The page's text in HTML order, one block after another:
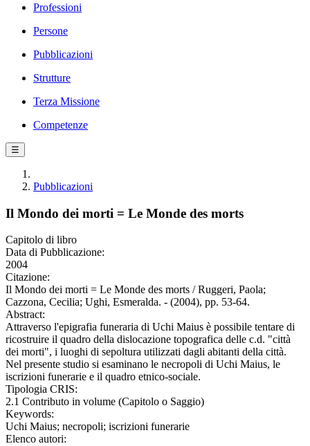
Professioni
Persone
Pubblicazioni
Strutture
Terza Missione
Competenze
☰
Pubblicazioni
Il Mondo dei morti = Le Monde des morts
Capitolo di libro
Data di Pubblicazione:
2004
Citazione:
Il Mondo dei morti = Le Monde des morts / Ruggeri, Paola;
Cazzona, Cecilia; Ughi, Esmeralda. - (2004), pp. 53-64.
Abstract:
Attraverso l'epigrafia funeraria di Uchi Maius è possibile tentare di
ricostruire il quadro della dislocazione topografica delle c.d. "città
dei morti", i luoghi di sepoltura utilizzati dagli abitanti della città.
Nel presente studio si esaminano le necropoli di Uchi Maius, le
iscrizioni funerarie e il quadro etnico-sociale.
Tipologia CRIS:
2.1 Contributo in volume (Capitolo o Saggio)
Keywords:
Uchi Maius; necropoli; iscrizioni funerarie
Elenco autori: